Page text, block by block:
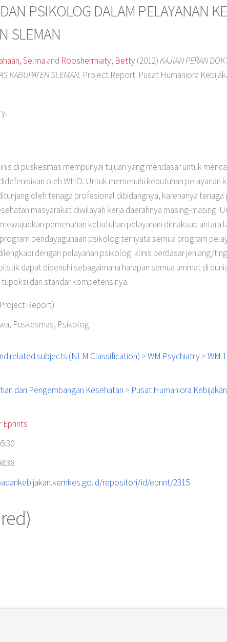
PSIKOLOG DALAM PELAYANAN
SLEMAN
Selma and Rooshermiaty, Betty(2012)KAJIAN PERAN
KABUPATEN SLEMAN. Project Report. Pusat Humaniora
di puskesmas mempunyai tujuan yang mendasar untuk
oleh WHO. Untuk memenuhi kebutuhan pelayanan
oleh tenaga profesional dibidangnya, karenanya
masyarakat diwilayah kerja daerahnya masing-masing.
pemenuhan kebutuhan pelayanan dimaksud antara
pendayagunaan psikolog ternyata semua program
dengan pelayanan psikologi klinis berdasar jenjang/
dapat dipenuhi sebagaimana harapan semua ummat di
dan standar kompetensinya.
Report)
Puskesmas, Psikolog
related subjects (NLM Classification) >WM Psychiatry>WM
dan Pengembangan Kesehatan > Pusat Humaniora
Eprints
repositori/id/eprint/2315